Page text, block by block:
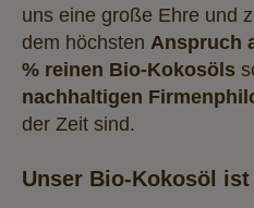
uns eine große Ehre und
dem höchsten Anspruch
% reinen Bio-Kokosöls
nachhaltigen
der Zeit sind.
Unser Bio-Kokosöl ist